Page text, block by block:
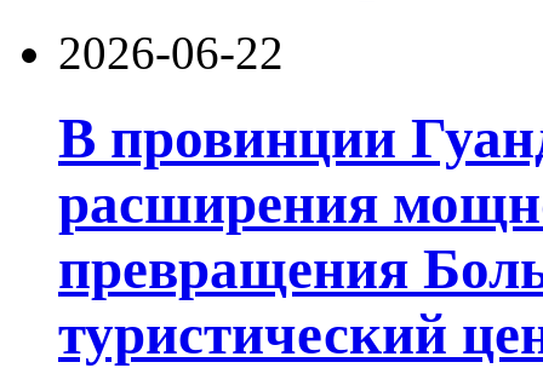
2026-06-22
В провинции
расширения
превращения
туристический